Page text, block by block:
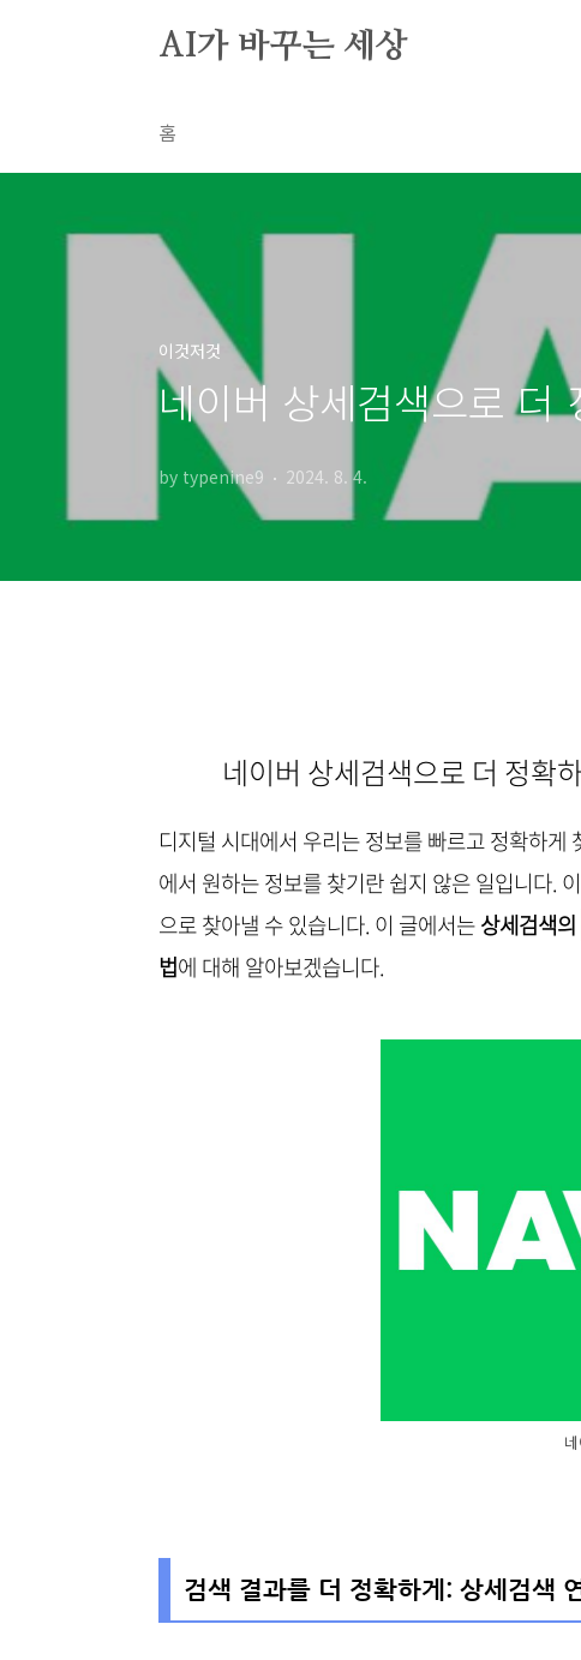
AI가 바꾸는 세상
홈
이것저것
네이버 상세검색으로 더
by typenine9 2024. 8. 4.
네이버 상세검색으로 더 정확
디지털 시대에서 우리는 정보를 빠르고 정확하
에서 원하는 정보를 찾기란 쉽지 않은 일입니다.
으로 찾아낼 수 있습니다. 이 글에서는상세검색의
법에 대해 알아보겠습니다.
검색 결과를 더 정확하게: 상세검색